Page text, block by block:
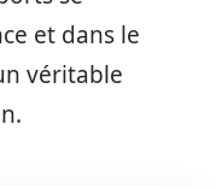
et dans le
véritable